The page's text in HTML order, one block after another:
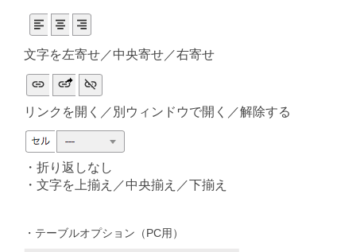
文字を左寄せ／中央寄せ／右寄せ
リンクを開く／別ウィンドウで開く／解除する
・折り返しなし
・文字を上揃え／中央揃え／下揃え
・テーブルオプション（PC用）